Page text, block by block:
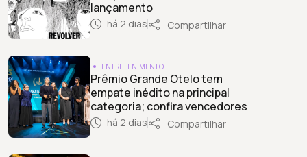
lançamento
há 2 dias Compartilhar
ENTRETENIMENTO
Prêmio Grande Otelo tem
empate inédito na principal
categoria; confira vencedores
há 2 dias Compartilhar